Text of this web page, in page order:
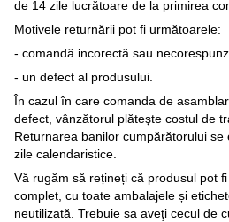
de 14 zile lucrătoare de la primirea
Motivele returnării pot fi următoarele:
- comandă incorectă sau
- un defect al produsului.
În cazul în care comanda de
defect, vânzătorul plăteşte costul de
Returnarea banilor cumpărătorului
zile calendaristice.
Vă rugăm să rețineți că produsul pot
complet, cu toate ambalajele și
neutilizată. Trebuie sa aveţi cecul de